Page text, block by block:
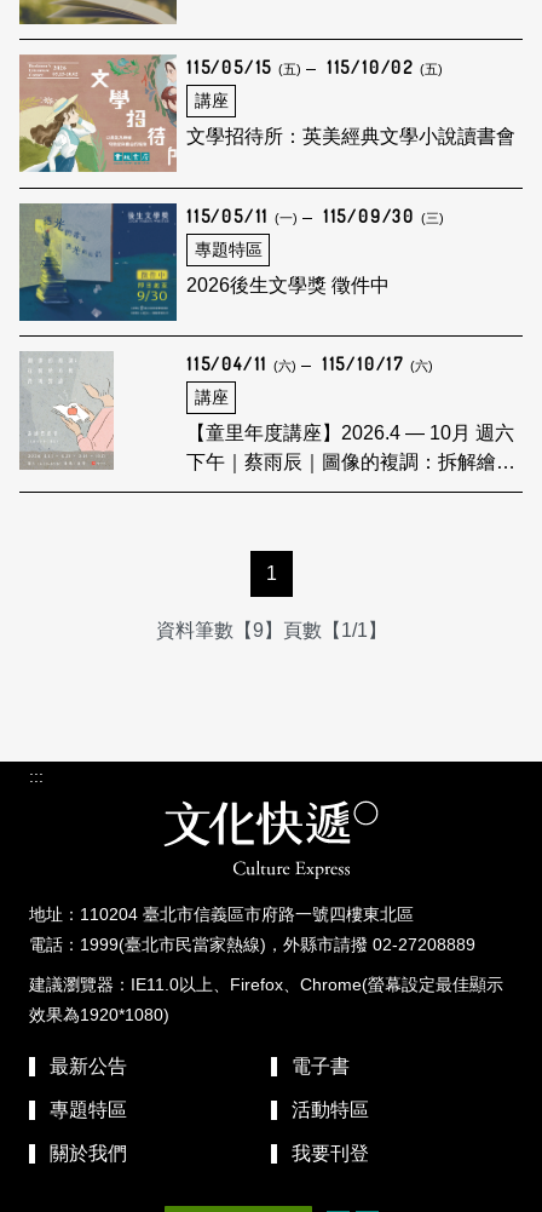
115/05/15 (五) 115/10/02 (五)
講座
文學招待所：英美經典文學小說讀書會
115/05/11 (一) 115/09/30 (三)
專題特區
2026後生文學獎 徵件中
115/04/11 (六) 115/10/17 (六)
講座
【童里年度講座】2026.4 — 10月 週六
下午｜蔡雨辰｜圖像的複調：拆解繪本
與跨域對讀
1
資料筆數【9】頁數【1/1】
:::
地址：110204 臺北市信義區市府路一號四樓東北區
電話：1999(臺北市民當家熱線)，外縣市請撥 02-27208889
建議瀏覽器：IE11.0以上、Firefox、Chrome(螢幕設定最佳顯示
效果為1920*1080)
最新公告 電子書
專題特區 活動特區
關於我們 我要刊登